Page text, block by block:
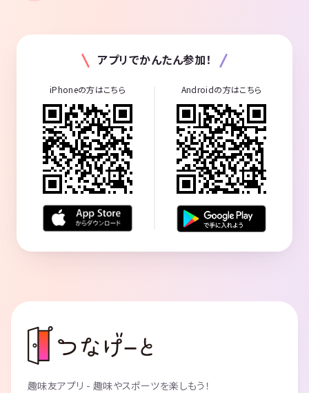
アプリでかんたん参加！
iPhoneの方はこちら Androidの方はこちら
趣味友アプリ - 趣味やスポーツを楽しもう！